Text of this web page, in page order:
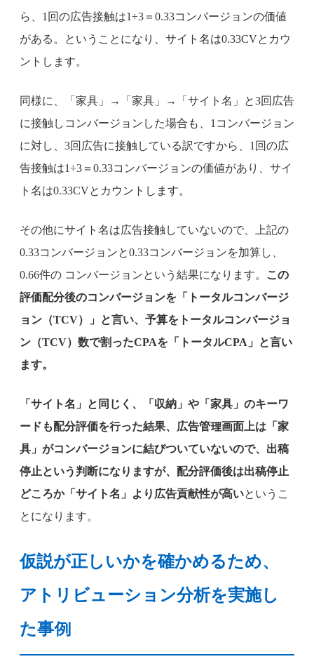
ら、1回の広告接触は1÷3＝0.33コンバージョンの価値
がある。ということになり、サイト名は0.33CVとカウ
ントします。
同様に、「家具」→「家具」→「サイト名」と3回広告
に接触しコンバージョンした場合も、1コンバージョン
に対し、3回広告に接触している訳ですから、1回の広
告接触は1÷3＝0.33コンバージョンの価値があり、サイ
ト名は0.33CVとカウントします。
その他にサイト名は広告接触していないので、上記の
0.33コンバージョンと0.33コンバージョンを加算し、
0.66件の コンバージョンという結果になります。
この
評価配分後のコンバージョンを「トータルコンバージ
ョン（TCV）」と言い、予算をトータルコンバージョ
ン（TCV）数で割ったCPAを「トータルCPA」と言い
ます。
「サイト名」と同じく、「収納」や「家具」のキーワ
ードも配分評価を行った結果、広告管理画面上は「家
具」がコンバージョンに結びついていないので、出稿
停止という判断になりますが、配分評価後は出稿停止
どころか「サイト名」より広告貢献性が高いというこ
とになります。
仮説が正しいかを確かめるため、
アトリビューション分析を実施し
た事例